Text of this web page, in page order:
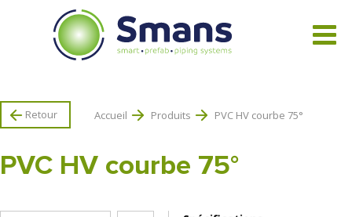
Retour Accueil Produits PVC HV courbe 75°
PVC HV courbe 75°
Tous les produits